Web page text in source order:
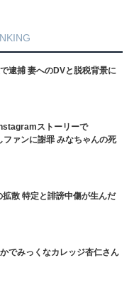
逮捕 妻へのDVと脱税背景に
ストーリーで
ァンに謝罪 みなちゃんの死
散 特定と誹謗中傷が生んだ
でみっくなカレッジ杏仁さん